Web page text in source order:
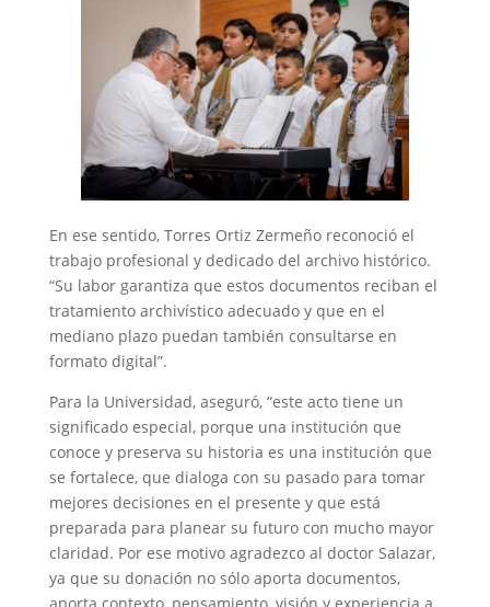
En ese sentido, Torres Ortiz Zermeño reconoció el
trabajo profesional y dedicado del archivo histórico.
“Su labor garantiza que estos documentos reciban el
tratamiento archivístico adecuado y que en el
mediano plazo puedan también consultarse en
formato digital”.
Para la Universidad, aseguró, “este acto tiene un
significado especial, porque una institución que
conoce y preserva su historia es una institución que
se fortalece, que dialoga con su pasado para tomar
mejores decisiones en el presente y que está
preparada para planear su futuro con mucho mayor
claridad. Por ese motivo agradezco al doctor Salazar,
ya que su donación no sólo aporta documentos,